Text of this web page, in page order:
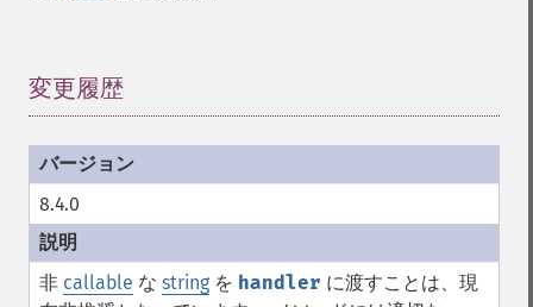
変更履歴
8.4.0
非 callable な string を handler に渡すことは、現